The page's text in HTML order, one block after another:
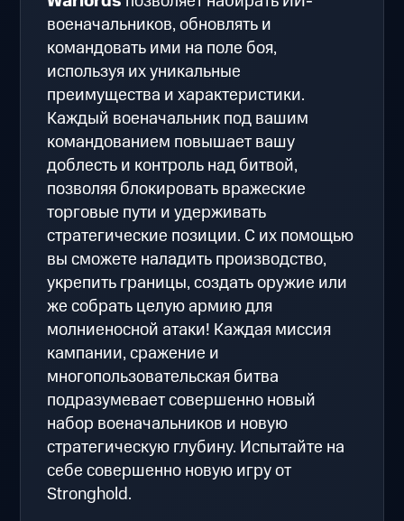
военачальников, обновлять и
командовать ими на поле боя,
используя их уникальные
преимущества и характеристики.
Каждый военачальник под вашим
командованием повышает вашу
доблесть и контроль над битвой,
позволяя блокировать вражеские
торговые пути и удерживать
стратегические позиции. С их помощью
вы сможете наладить производство,
укрепить границы, создать оружие или
же собрать целую армию для
молниеносной атаки! Каждая миссия
кампании, сражение и
многопользовательская битва
подразумевает совершенно новый
набор военачальников и новую
стратегическую глубину. Испытайте на
себе совершенно новую игру от
Stronghold.